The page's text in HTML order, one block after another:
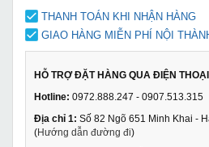
THANH TOÁN KHI NHẬN HÀNG
GIAO HÀNG MIỄN PHÍ NỘI
HỖ TRỢ ĐẶT HÀNG QUA ĐIỆN
Hotline: 0972.888.247 - 0907.513.315
Địa chỉ 1: Số 82 Ngõ 651 Minh Khai -
(Hướng dẫn đường đi)